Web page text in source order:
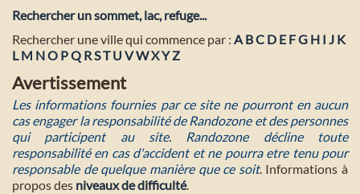
Rechercher un sommet, lac, refuge...
Rechercher une ville qui commence par : A BC D E FG H I J K
L M NO PQ RST U VWXYZ
Avertissement
Les informations fournies par ce site ne pourront en aucun
cas engager la responsabilité de Randozone et des personnes
qui participent au site. Randozone décline toute
responsabilité en cas d'accident et ne pourra etre tenu pour
responsable de quelque manière que ce soit. Informations à
propos des niveaux de difficulté.